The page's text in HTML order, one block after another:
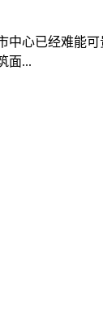
心已经难能
面...